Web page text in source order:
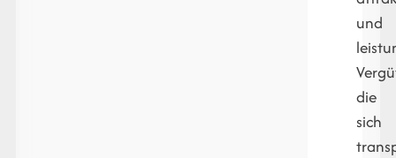
und
die
sich